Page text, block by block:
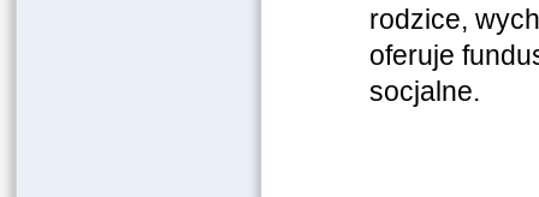
rodzice,
oferuje
socjalne.